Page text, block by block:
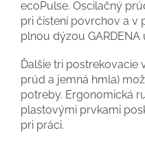
ecoPulse. Oscilačný
pri čistení povrchov a v
plnou dýzou
Ďalšie tri
prúd a jemná hmla)
potreby. Ergonomická
plastovými prvkami
pri práci.